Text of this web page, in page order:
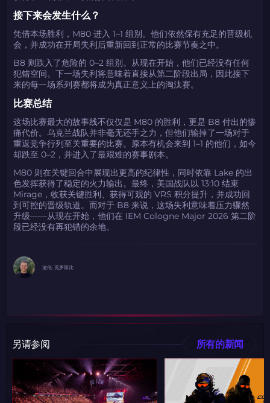
带上你的促销代码
只需抓取区域并将促销代码复制到剪贴板
2024LONG
如何使用促销代码
如何使用促销代码
如何使用促销代码
由KARRIGAN倾情推荐
团队 THE MONGOLZ
CS2CODES.CN社区与电子竞技
接下来会发生什么？
凭借本场胜利，M80 进入 1–1 组别。他们依然保有充足的晋级机
会，并成功在开局失利后重新回到正常的比赛节奏之中。
B8 则跌入了危险的 0–2 组别。从现在开始，他们已经没有任何
犯错空间。下一场失利将意味着直接从第二阶段出局，因此接下
来的每一场系列赛都将成为真正意义上的淘汰赛。
比赛总结
这场比赛最大的故事线不仅仅是 M80 的胜利，更是 B8 付出的惨
痛代价。乌克兰战队并非毫无还手之力，但他们输掉了一场对于
重返竞争行列至关重要的比赛。原本有机会来到 1–1 的他们，如今
却跌至 0–2，并进入了最艰难的赛事剧本。
M80 则在关键回合中展现出更高的纪律性，同时依靠 Lake 的出
色发挥获得了稳定的火力输出。最终，美国战队以 13:10 结束
Mirage，收获关键胜利、获得可观的 VRS 积分提升，并成功回
到可控的晋级轨道。而对于 B8 来说，这场失利意味着压力骤然
升级——从现在开始，他们在 IEM Cologne Major 2026 第二阶
段已经没有再犯错的余地。
迪伦· 克罗斯比
另请参阅 所有的新闻